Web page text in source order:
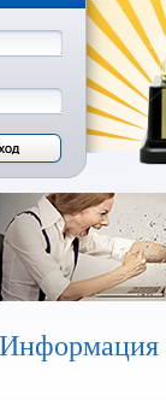
Информация